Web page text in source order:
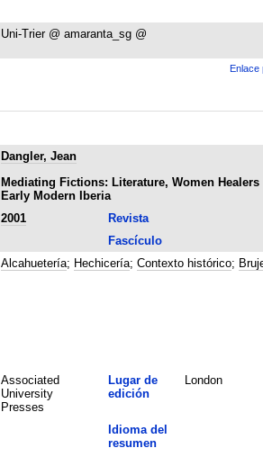
Uni-Trier @ amaranta_sg @
Enlace
Dangler, Jean
Mediating Fictions: Literature, Women
Early Modern Iberia
2001
Revista
Fascículo
Alcahuetería; Hechicería; Contexto histórico;
Associated
University
Presses
Lugar de
edición
London
Idioma del
resumen